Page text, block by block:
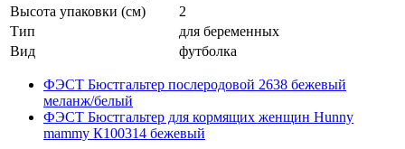
Высота упаковки (см)
2
Тип
для беременных
Вид
футболка
ФЭСТ Бюстгальтер послеродовой 2638 бежевый
меланж/белый
ФЭСТ Бюстгальтер для кормящих женщин Hunny
mammy К100314 бежевый